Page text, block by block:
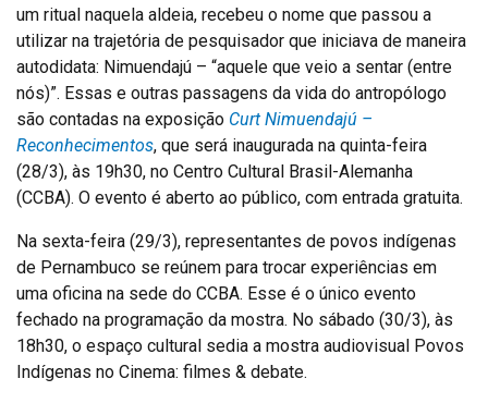
um ritual naquela aldeia, recebeu o nome que passou a
utilizar na trajetória de pesquisador que iniciava de maneira
autodidata: Nimuendajú – “aquele que veio a sentar (entre
nós)”. Essas e outras passagens da vida do antropólogo
são contadas na exposição Curt Nimuendajú –
Reconhecimentos, que será inaugurada na quinta-feira
(28/3), às 19h30, no Centro Cultural Brasil-Alemanha
(CCBA). O evento é aberto ao público, com entrada gratuita.
Na sexta-feira (29/3), representantes de povos indígenas
de Pernambuco se reúnem para trocar experiências em
uma oficina na sede do CCBA. Esse é o único evento
fechado na programação da mostra. No sábado (30/3), às
18h30, o espaço cultural sedia a mostra audiovisual Povos
Indígenas no Cinema: filmes & debate.